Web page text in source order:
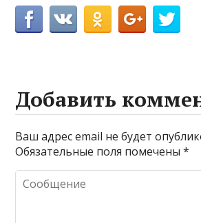
Добавить
Ваш адрес email не будет
Обязательные поля помечены*